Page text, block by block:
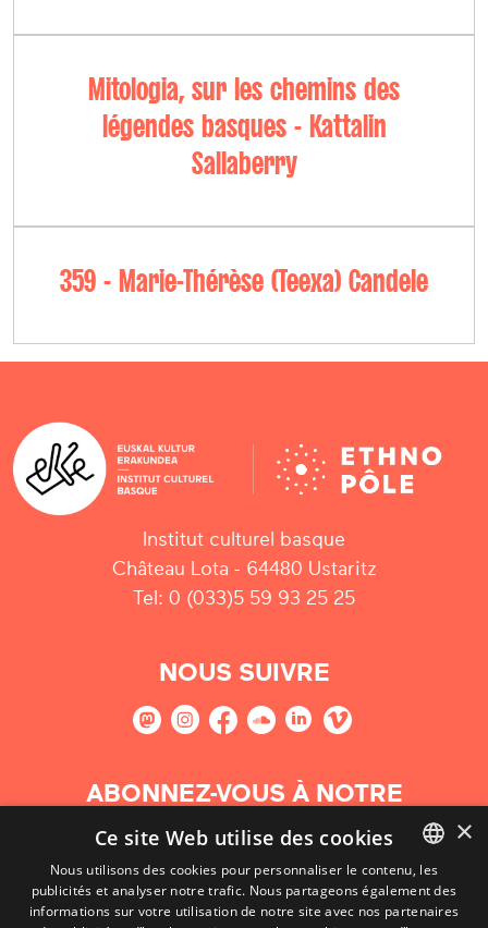
Mitologia, sur les chemins des
légendes basques - Kattalin
Sallaberry
359 - Marie-Thérèse (Teexa) Candele
Institut culturel basque
Château Lota - 64480 Ustaritz
Tel: 0 (033)5 59 93 25 25
NOUS SUIVRE
ABONNEZ-VOUS À NOTRE
NEWSLETTER
S'abonner
BASQUE
×
Ce site Web utilise des cookies
Nous utilisons des cookies pour personnaliser le contenu, les
publicités et analyser notre trafic. Nous partageons également des
informations sur votre utilisation de notre site avec nos partenaires